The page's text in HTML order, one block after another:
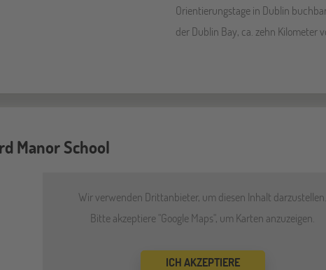
Orientierungstage in Dublin
der Dublin Bay, ca. zehn
Manor School
Wir verwenden Drittanbieter, um diesen Inhalt darzustellen.
Bitte akzeptiere "Google Maps", um Karten anzuzeigen.
ICH AKZEPTIERE